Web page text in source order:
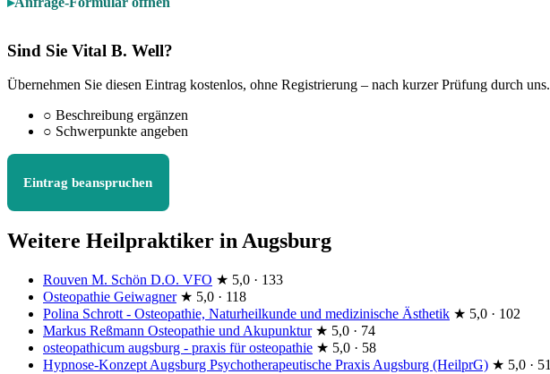
Sind Sie Vital B. Well?
Übernehmen Sie diesen Eintrag kostenlos, ohne Registrierung – nach kurzer Prüfung durch uns.
○ Beschreibung ergänzen
○ Schwerpunkte angeben
Eintrag beanspruchen
Weitere Heilpraktiker in Augsburg
Rouven M. Schön D.O. VFO ★ 5,0 · 133
Osteopathie Geiwagner ★ 5,0 · 118
Polina Schrott - Osteopathie, Naturheilkunde und medizinische Ästhetik ★ 5,0 · 102
Markus Reßmann Osteopathie und Akupunktur ★ 5,0 · 74
osteopathicum augsburg - praxis für osteopathie ★ 5,0 · 58
Hypnose-Konzept Augsburg Psychotherapeutische Praxis Augsburg (HeilprG) ★ 5,0 · 51